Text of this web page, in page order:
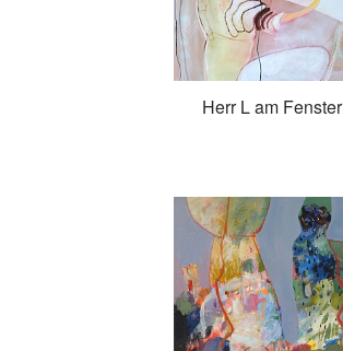
Herr L am Fenster